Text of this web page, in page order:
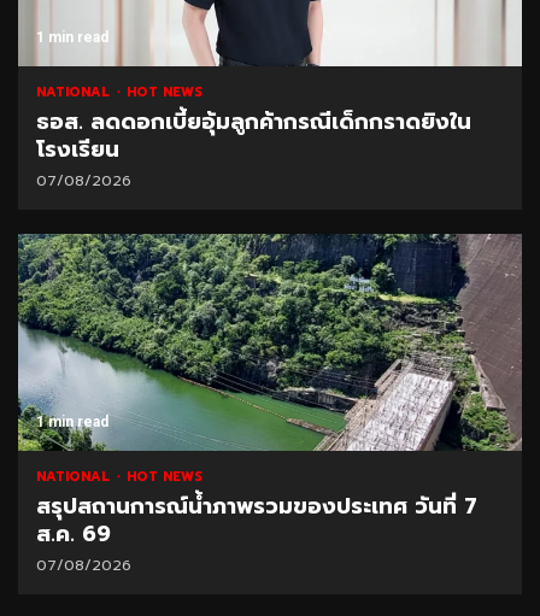
1 min read
NATIONAL HOT NEWS
ธอส. ลดดอกเบี้ยอุ้มลูกค้ากรณีเด็กกราดยิงใน
โรงเรียน
07/08/2026
1 min read
NATIONAL HOT NEWS
สรุปสถานการณ์น้ำภาพรวมของประเทศ วันที่ 7
ส.ค. 69
07/08/2026